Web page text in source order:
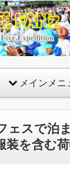
メインメニ
ェスで泊
装を含む